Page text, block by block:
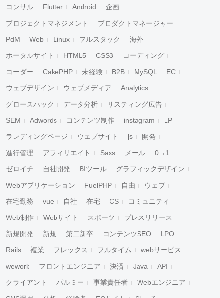
コンサル Flutter Android 企画
プロジェクトマネジメント プロダクトマネージャー
PdM Web Linux フルスタック 海外
ポータルサイト HTML5 CSS3 コーディング
コーダー CakePHP 未経験 B2B MySQL EC
ウェブデザイン ウェブメディア Analytics
グロースハック データ分析 リスティング広告
SEM Adwords コンテンツ制作 instagram LP
ランディングページ ウェブサイト js 開発
進行管理 アフィリエイト Sass メール 0→1
ゼロイチ 自社開発 BIツール グラフィックデザイン
Webアプリケーション FuelPHP 自由 ウェブ
在宅勤務 vue 自社 在宅 CS コミュニティ
Web制作 Webサイト スポーツ プレスリリース
新規開発 新規 第二新卒 コンテンツSEO LPO
Rails 複業 フレックス フルタイム webサービス
wework フロントエンジニア 決済 Java API
クライアント パルミー 事業責任者 Webエンジニア